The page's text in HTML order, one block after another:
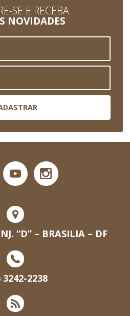
SE E RECEBA
NOVIDADES
“D” – BRASILIA – DF
3242-2238